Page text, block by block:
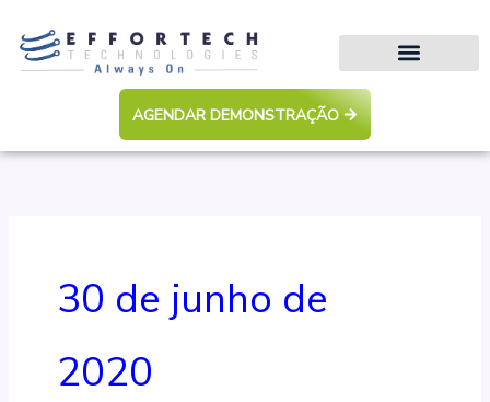
para
AGENDAR DEMONSTRAÇÃO
30 de junho de
2020